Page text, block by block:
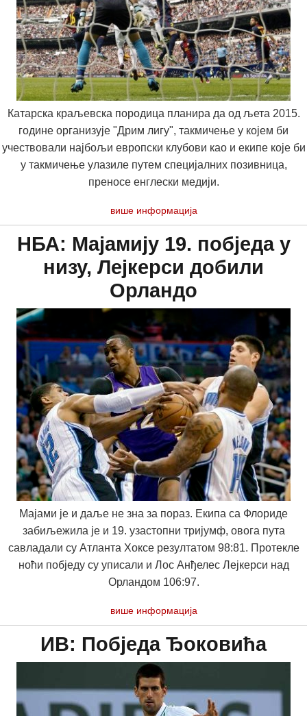
Катарска краљевска породица планира да од љета 2015.
године организује "Дрим лигу", такмичење у којем би
учествовали најбољи европски клубови као и екипе које би
у такмичење улазиле путем специјалних позивница,
преносе енглески медији.
више информација
НБА: Мајамију 19. побједа у
низу, Лејкерси добили
Орландо
Мајами је и даље не зна за пораз. Екипа са Флориде
забиљежила је и 19. узастопни тријумф, овога пута
савладали су Атланта Хоксе резултатом 98:81. Протекле
ноћи побједу су уписали и Лос Анђелес Лејкерси над
Орландом 106:97.
више информација
ИВ: Побједа Ђоковића